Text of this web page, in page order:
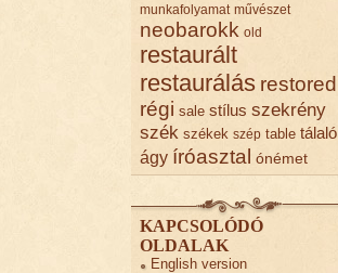
munkafolyamat művészet
neobarokk old
restaurált
restaurálás restored
régi sale stílus szekrény
szék székek szép table tálaló
ágy íróasztal ónémet
KAPCSOLÓDÓ
OLDALAK
English version